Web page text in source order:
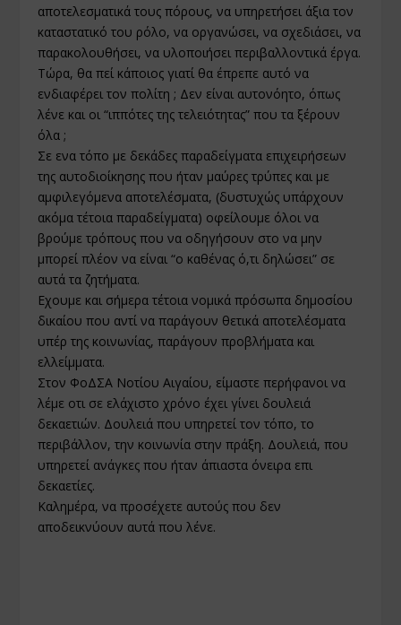
αποτελεσματικά τους πόρους, να υπηρετήσει άξια τον
καταστατικό του ρόλο, να οργανώσει, να σχεδιάσει, να
παρακολουθήσει, να υλοποιήσει περιβαλλοντικά έργα.
Τώρα, θα πεί κάποιος γιατί θα έπρεπε αυτό να
ενδιαφέρει τον πολίτη ; Δεν είναι αυτονόητο, όπως
λένε και οι “ιππότες της τελειότητας” που τα ξέρουν
όλα ;
Σε ενα τόπο με δεκάδες παραδείγματα επιχειρήσεων
της αυτοδιοίκησης που ήταν μαύρες τρύπες και με
αμφιλεγόμενα αποτελέσματα, (δυστυχώς υπάρχουν
ακόμα τέτοια παραδείγματα) οφείλουμε όλοι να
βρούμε τρόπους που να οδηγήσουν στο να μην
μπορεί πλέον να είναι “ο καθένας ό,τι δηλώσει” σε
αυτά τα ζητήματα.
Εχουμε και σήμερα τέτοια νομικά πρόσωπα δημοσίου
δικαίου που αντί να παράγουν θετικά αποτελέσματα
υπέρ της κοινωνίας, παράγουν προβλήματα και
ελλείμματα.
Στον ΦοΔΣΑ Νοτίου Αιγαίου, είμαστε περήφανοι να
λέμε οτι σε ελάχιστο χρόνο έχει γίνει δουλειά
δεκαετιών. Δουλειά που υπηρετεί τον τόπο, το
περιβάλλον, την κοινωνία στην πράξη. Δουλειά, που
υπηρετεί ανάγκες που ήταν άπιαστα όνειρα επι
δεκαετίες.
Καλημέρα, να προσέχετε αυτούς που δεν
αποδεικνύουν αυτά που λένε.